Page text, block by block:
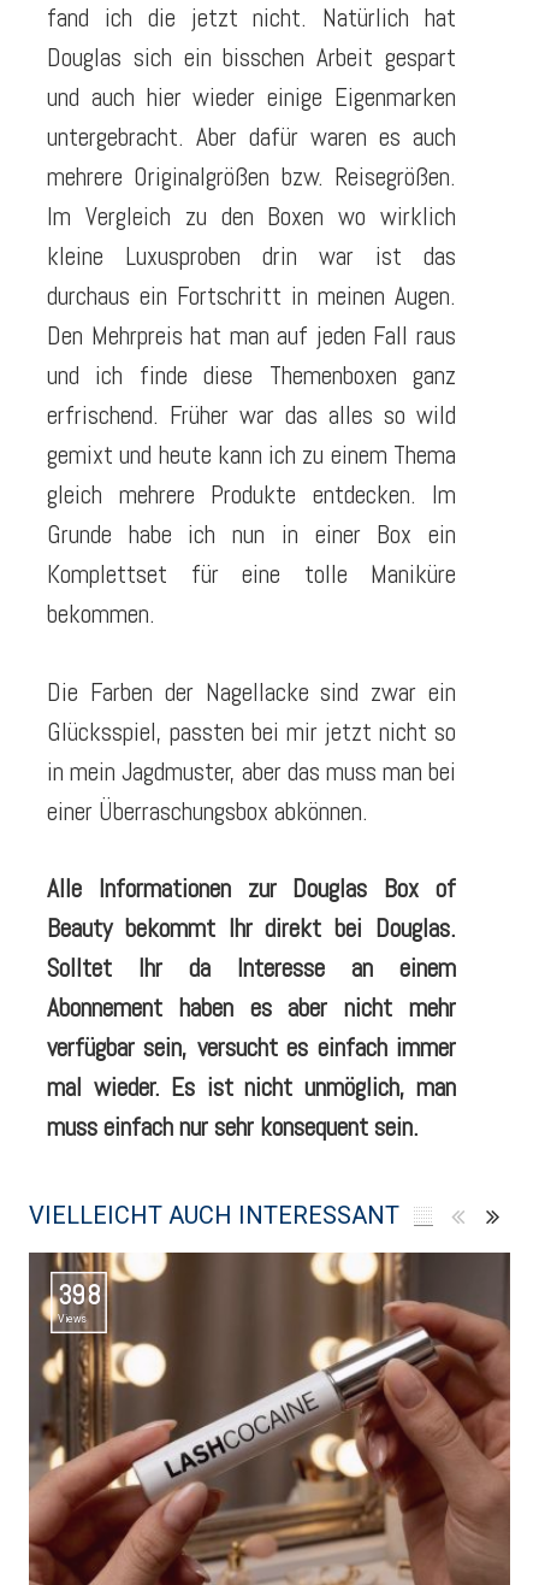
fand ich die jetzt nicht. Natürlich hat
Douglas sich ein bisschen Arbeit gespart
und auch hier wieder einige Eigenmarken
untergebracht. Aber dafür waren es auch
mehrere Originalgrößen bzw. Reisegrößen.
Im Vergleich zu den Boxen wo wirklich
kleine Luxusproben drin war ist das
durchaus ein Fortschritt in meinen Augen.
Den Mehrpreis hat man auf jeden Fall raus
und ich finde diese Themenboxen ganz
erfrischend. Früher war das alles so wild
gemixt und heute kann ich zu einem Thema
gleich mehrere Produkte entdecken. Im
Grunde habe ich nun in einer Box ein
Komplettset für eine tolle Maniküre
bekommen.
Die Farben der Nagellacke sind zwar ein
Glücksspiel, passten bei mir jetzt nicht so
in mein Jagdmuster, aber das muss man bei
einer Überraschungsbox abkönnen.
Alle Informationen zur Douglas Box of
Beauty bekommt Ihr direkt bei Douglas.
Solltet Ihr da Interesse an einem
Abonnement haben es aber nicht mehr
verfügbar sein, versucht es einfach immer
mal wieder. Es ist nicht unmöglich, man
muss einfach nur sehr konsequent sein.
VIELLEICHT AUCH INTERESSANT
398
Views